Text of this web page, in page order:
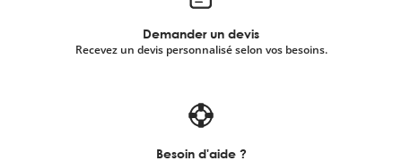
Demander un devis
Recevez un devis personnalisé selon vos besoins.
Besoin d'aide ?